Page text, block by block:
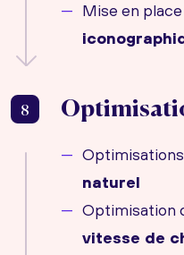
Mise en
8
naturel
Optimisation
vitesse de